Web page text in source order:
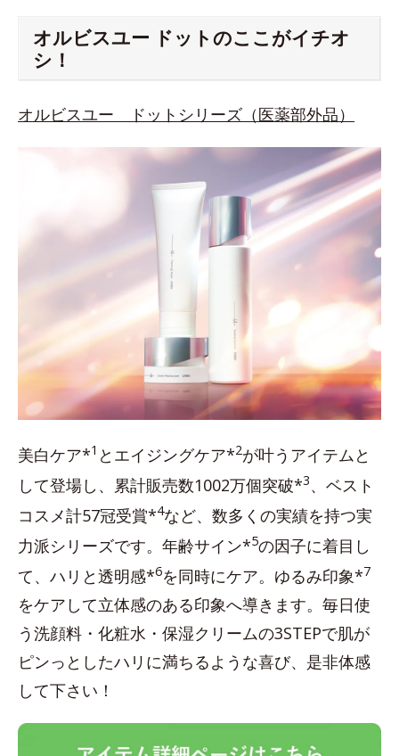
オルビスユー ドットのここがイチオ
シ！
オルビスユー ドットシリーズ（医薬部外品）
美白ケア*1 とエイジングケア*2が叶うアイテムと
して登場し、累計販売数1002万個突破*3、ベスト
コスメ計57冠受賞*4など、数多くの実績を持つ実
力派シリーズです。年齢サイン*5の因子に着目し
て、ハリと透明感*6を同時にケア。ゆるみ印象*7
をケアして立体感のある印象へ導きます。毎日使
う洗顔料・化粧水・保湿クリームの3STEPで肌が
ピンっとしたハリに満ちるような喜び、是非体感
して下さい！